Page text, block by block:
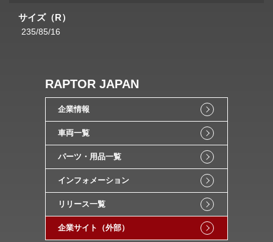
サイズ（R）
235/85/16
RAPTOR JAPAN
企業情報
車両一覧
パーツ・用品一覧
インフォメーション
リリース一覧
企業サイト（外部）